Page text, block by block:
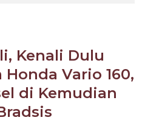
Kenali Dulu
Vario 160,
di Kemudian